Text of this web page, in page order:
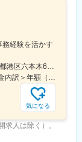
務経験を活かす
＜勤務地詳細＞東京オフィス住所：東京都東京都港区六本木6-15-1 勤務地最寄駅：東京メトロ 日比谷線／六本木駅受動喫煙対策：屋内全面禁煙変更の範囲：会社の定める事業所
＜予定年収＞400万円＜賃金形態＞年俸制＜賃金内訳＞年額（基本給）：3,108,920円固定残業手当/月：74,490円（固定残業時間40時間0分/月）超過した時間外労働の残業手当は追加支給＜月額＞333,566円（12分割）（一律手当を含む）＜昇給有無＞有＜残業手当＞有＜給与補足＞※固定残業代制、超過分別途支給賃金はあくまでも目安の金額であり、選考を通じて上下する可能性があります。月給(月額)は固定手当を含めた表記です。
気になる
人は除く）。